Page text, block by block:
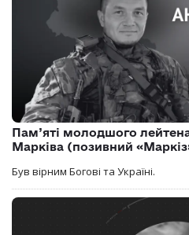
Пам’яті молодшого
Марківа (позивний
Був вірним Богові та Україні.